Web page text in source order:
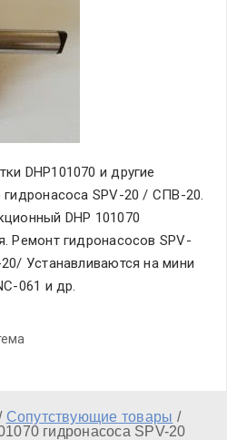
DHP101070 и другие
гидронасоса SPV-20 / СПВ-20.
DHP 101070
Ремонт гидронасосов SPV-
Устанавливаются на мини
061 и др.
Сопутствующие товары /
гидронасоса SPV-20